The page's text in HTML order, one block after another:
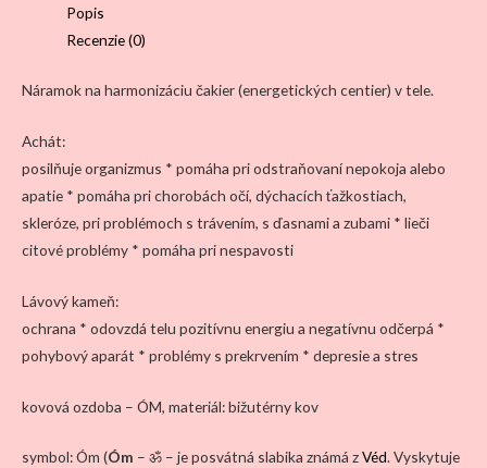
Popis
Recenzie (0)
Náramok na harmonizáciu čakier (energetických centier) v tele.
Achát:
posilňuje organizmus * pomáha pri odstraňovaní nepokoja alebo
apatie * pomáha pri chorobách očí, dýchacích ťažkostiach,
skleróze, pri problémoch s trávením, s ďasnami a zubami * lieči
citové problémy * pomáha pri nespavosti
Lávový kameň:
ochrana * odovzdá telu pozitívnu energiu a negatívnu odčerpá *
pohybový aparát * problémy s prekrvením * depresie a stres
kovová ozdoba – ÓM, materiál: bižutérny kov
symbol: Óm (Óm – ॐ – je posvátná slabika známá zVéd. Vyskytuje